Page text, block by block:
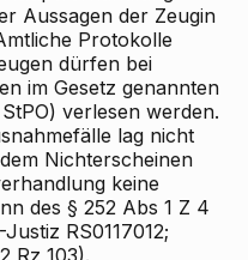
Aussagen der Zeugin
Protokolle
dürfen bei
im Gesetz genannten
verlesen werden.
lag nicht
Nichterscheinen
keine
des § 252 Abs 1 Z 4
RS0117012;
Rz 103).